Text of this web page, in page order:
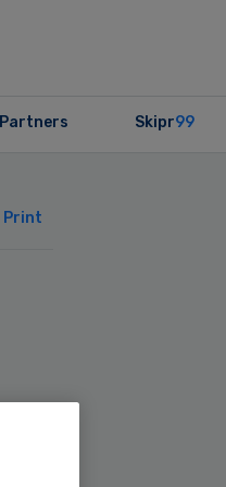
Partners Skipr99
Print